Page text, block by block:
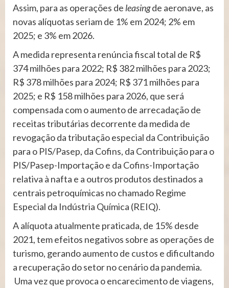
Assim, para as operações de leasingde aeronave, as
novas alíquotas seriam de 1% em 2024; 2% em
2025; e 3% em 2026.
A medida representa renúncia fiscal total de R$
374 milhões para 2022; R$ 382 milhões para 2023;
R$ 378 milhões para 2024; R$ 371 milhões para
2025; e R$ 158 milhões para 2026, que será
compensada com o aumento de arrecadação de
receitas tributárias decorrente da medida de
revogação da tributação especial da Contribuição
para o PIS/Pasep, da Cofins, da Contribuição para o
PIS/Pasep-Importação e da Cofins-Importação
relativa à nafta e a outros produtos destinados a
centrais petroquímicas no chamado Regime
Especial da Indústria Química (REIQ).
A alíquota atualmente praticada, de 15% desde
2021, tem efeitos negativos sobre as operações de
turismo, gerando aumento de custos e dificultando
a recuperação do setor no cenário da pandemia.
Uma vez que provoca o encarecimento de viagens,